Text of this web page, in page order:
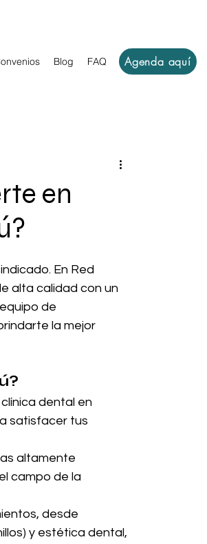
Blog FAQ Agenda aquí
en
En Red
alta calidad con un
de
la mejor
dental en
satisfacer tus
altamente
campo de la
desde
y estética dental,